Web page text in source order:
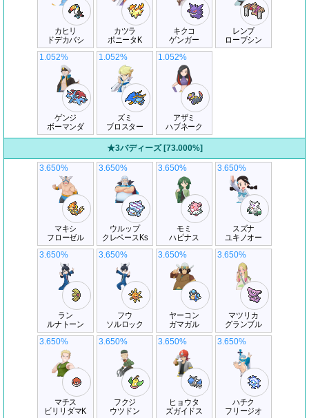
カヒリ
ドデカバシ
カツラ
ポニータK
キクコ
ゲンガー
レンブ
ローブシン
ゲンジ
ボーマンダ
1.052%
ズミ
ブロスター
1.052%
アザミ
ハブネーク
1.052%
★3バディーズ [73.000%]
マキシ
フローゼル
3.650%
ウルップ
クレベースKs
3.650%
モミ
ハピナス
3.650%
スズナ
ユキノオー
3.650%
ラン
ルナトーン
3.650%
フウ
ソルロック
3.650%
ヤーコン
ガマガル
3.650%
マツリカ
グランブル
3.650%
マチス
ビリリダマK
3.650%
フクジ
ウツドン
3.650%
ヒョウタ
ズガイドス
3.650%
ハチク
フリージオ
3.650%